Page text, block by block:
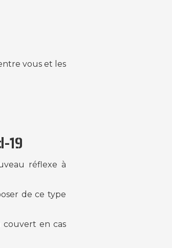
vous et les
19
réflexe à
de ce type
couvert en cas